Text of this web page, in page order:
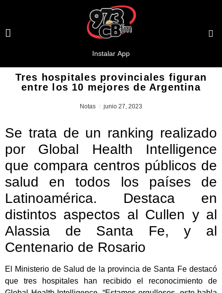
Tres hospitales provinciales figuran
entre los 10 mejores de Argentina
Notas junio 27, 2023
Se trata de un ranking realizado
por Global Health Intelligence
que compara centros públicos de
salud en todos los países de
Latinoamérica. Destaca en
distintos aspectos al Cullen y al
Alassia de Santa Fe, y al
Centenario de Rosario
El Ministerio de Salud de la provincia de Santa Fe destacó
que tres hospitales han recibido el reconocimiento de